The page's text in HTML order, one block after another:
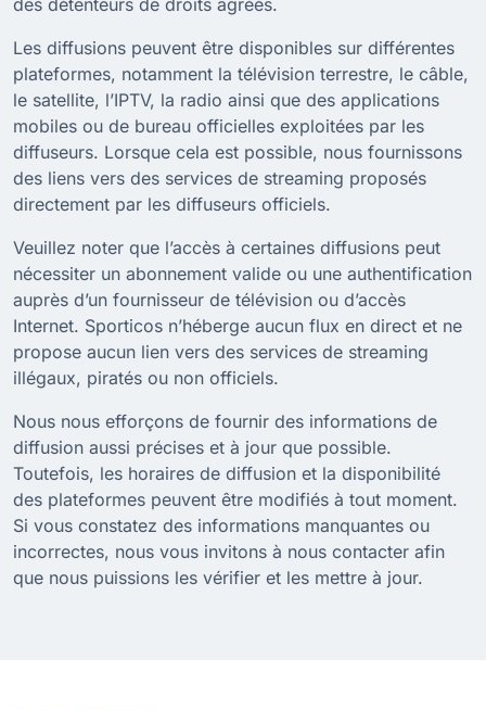
Les diffusions peuvent être disponibles sur différentes
plateformes, notamment la télévision terrestre, le câble,
le satellite, l’IPTV, la radio ainsi que des applications
mobiles ou de bureau officielles exploitées par les
diffuseurs. Lorsque cela est possible, nous fournissons
des liens vers des services de streaming proposés
directement par les diffuseurs officiels.
Veuillez noter que l’accès à certaines diffusions peut
nécessiter un abonnement valide ou une authentification
auprès d’un fournisseur de télévision ou d’accès
Internet. Sporticos n’héberge aucun flux en direct et ne
propose aucun lien vers des services de streaming
illégaux, piratés ou non officiels.
Nous nous efforçons de fournir des informations de
diffusion aussi précises et à jour que possible.
Toutefois, les horaires de diffusion et la disponibilité
des plateformes peuvent être modifiés à tout moment.
Si vous constatez des informations manquantes ou
incorrectes, nous vous invitons à nous contacter afin
que nous puissions les vérifier et les mettre à jour.